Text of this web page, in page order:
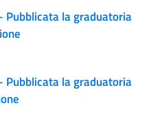
la graduatoria
la graduatoria